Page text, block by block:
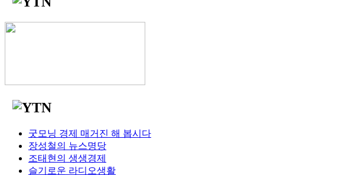
굿모닝 경제 매거진 해 봅시다
장성철의 뉴스명당
조태현의 생생경제
슬기로운 라디오생활